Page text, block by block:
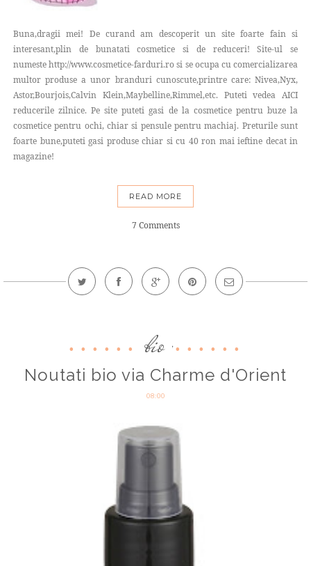
Buna,dragii mei! De curand am descoperit un site foarte fain si
interesant,plin de bunatati cosmetice si de reduceri! Site-ul se
numeste http://www.cosmetice-farduri.ro si se ocupa cu comercializarea
multor produse a unor branduri cunoscute,printre care: Nivea,Nyx,
Astor,Bourjois,Calvin Klein,Maybelline,Rimmel,etc. Puteti vedea AICI
reducerile zilnice. Pe site puteti gasi de la cosmetice pentru buze la
cosmetice pentru ochi, chiar si pensule pentru machiaj. Preturile sunt
foarte bune,puteti gasi produse chiar si cu 40 ron mai ieftine decat in
magazine!
READ MORE
7 Comments
bio ,
Noutati bio via Charme d'Orient
08:00